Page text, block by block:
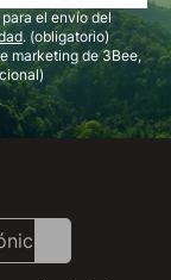
el envío del
. (obligatorio)
marketing de 3Bee,